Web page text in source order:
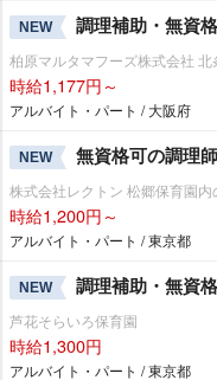
NEW 調理補助・無資
柏原マルタマフーズ株式会社
時給1,177円～
アルバイト・パート / 大阪府
NEW 無資格可の調理
株式会社レクトン 松郷保育園内
時給1,200円～
アルバイト・パート / 東京都
NEW 調理補助・無資
芦花そらいろ保育園
時給1,300円
アルバイト・パート / 東京都